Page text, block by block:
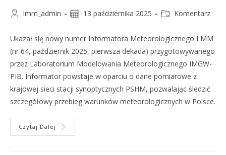
lmm_admin 13 października 2025 Komentarz
Ukazał się nowy numer Informatora Meteorologicznego LMM
(nr 64, październik 2025, pierwsza dekada) przygotowywanego
przez Laboratorium Modelowania Meteorologicznego IMGW-
PIB. Informator powstaje w oparciu o dane pomiarowe z
krajowej sieci stacji synoptycznych PSHM, pozwalając śledzić
szczegółowy przebieg warunków meteorologicznych w Polsce.
Czytaj Dalej